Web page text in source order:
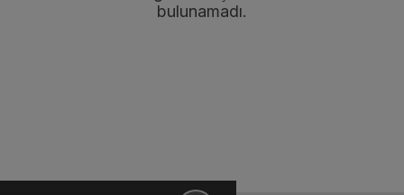
bulunamadı.